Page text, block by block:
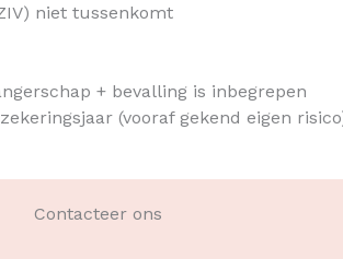
niet tussenkomt
+ bevalling is inbegrepen
(vooraf gekend eigen
Contacteer ons